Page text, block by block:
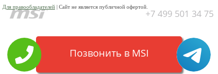
Для правообладателей | Сайт не является публичной офертой.
+7 499 501 34 75
Позвонить в MSI